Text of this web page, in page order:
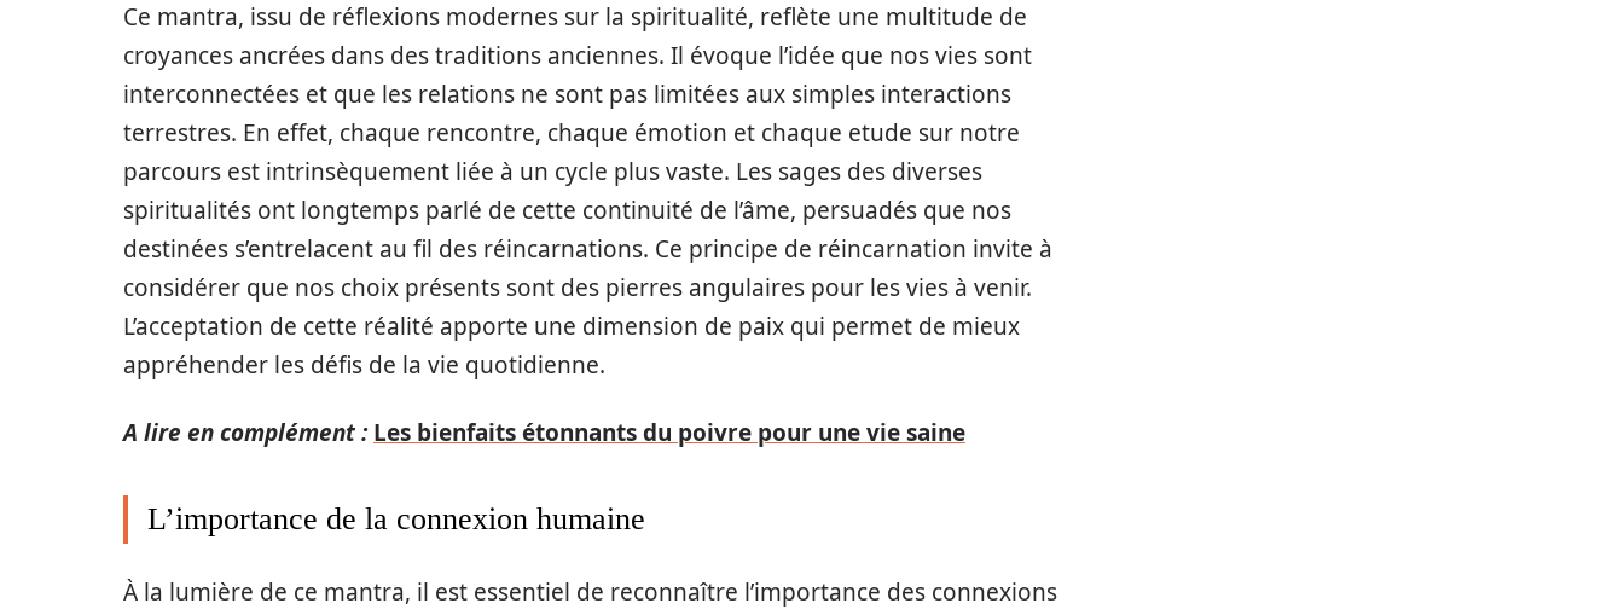
Ce mantra, issu de réflexions modernes sur la spiritualité, reflète une multitude de
croyances ancrées dans des traditions anciennes. Il évoque l’idée que nos vies sont
interconnectées et que les relations ne sont pas limitées aux simples interactions
terrestres. En effet, chaque rencontre, chaque émotion et chaque etude sur notre
parcours est intrinsèquement liée à un cycle plus vaste. Les sages des diverses
spiritualités ont longtemps parlé de cette continuité de l’âme, persuadés que nos
destinées s’entrelacent au fil des réincarnations. Ce principe de réincarnation invite à
considérer que nos choix présents sont des pierres angulaires pour les vies à venir.
L’acceptation de cette réalité apporte une dimension de paix qui permet de mieux
appréhender les défis de la vie quotidienne.
A lire en complément : Les bienfaits étonnants du poivre pour une vie saine
L’importance de la connexion humaine
À la lumière de ce mantra, il est essentiel de reconnaître l’importance des connexions